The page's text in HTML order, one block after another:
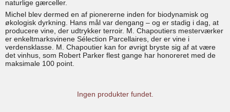
naturlige gærceller.
Michel blev dermed en af pionererne inden for biodynamisk og
økologisk dyrkning. Hans mål var dengang – og er stadig i dag, at
producere vine, der udtrykker terroir. M. Chapoutiers mesterværker
er enkeltmarksvinene Sélection Parcellaires, der er vine i
verdensklasse. M. Chapoutier kan for øvrigt bryste sig af at være
det vinhus, som Robert Parker flest gange har honoreret med de
maksimale 100 point.
Ingen produkter fundet.